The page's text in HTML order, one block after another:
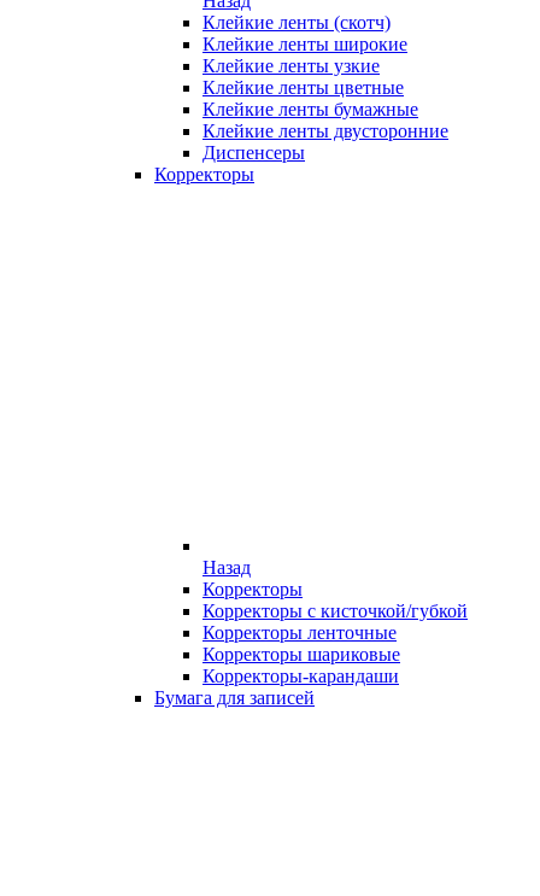
Клейкие ленты (скотч)
Клейкие ленты широкие
Клейкие ленты узкие
Клейкие ленты цветные
Клейкие ленты бумажные
Клейкие ленты двусторонние
Диспенсеры
Корректоры
Назад
Корректоры
Корректоры с кисточкой/губкой
Корректоры ленточные
Корректоры шариковые
Корректоры-карандаши
Бумага для записей